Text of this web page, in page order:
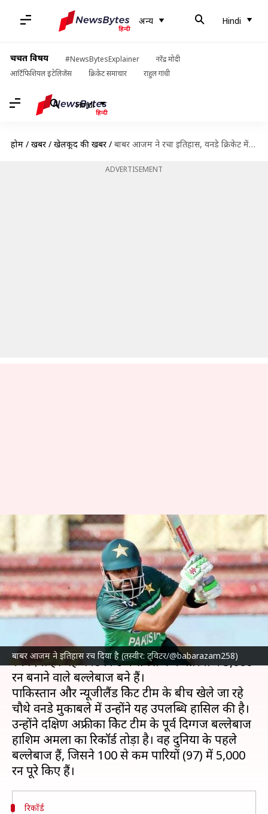
अन्य Hindi
चर्चित विषय #NewsBytesExplainer
नरेंद्र मोदी
आर्टिफिशियल इंटेलिजेंस
क्रिकेट समाचार राहुल गांधी
Hindi
होम / खबरें / खेलकूद की खबरें / बाबर आजम ने रचा इतिहास, वनडे क्रिकेट में सबसे तेज 5,000 रन बनाने वाले बल्लेबाज बने
ADVERTISEMENT
बाबर आजम ने इतिहास रच दिया है (तस्वीर: ट्विटर/@babarazam258)
बाबर आजम ने रचा इतिहास, वनडे
क्रिकेट में सबसे तेज 5,000 रन बनाने
वाले बल्लेबाज बने
लेखन आदर्श कुमार May 05, 2023 06:36 pm
पाकिस्तान क्रिकेट टीमके कप्तानबाबर आजमने इतिहास
रच दिया है। वह वनडे क्रिकेट में सबसे कम पारियों में 5,000
रन बनाने वाले बल्लेबाज बने हैं।
पाकिस्तान और न्यूजीलैंड क्रिकेट टीम के बीच खेले जा रहे
चौथे वनडे मुकाबले में उन्होंने यह उपलब्धि हासिल की है।
उन्होंने दक्षिण अफ्रीका क्रिकेट टीम के पूर्व दिग्गज बल्लेबाज
हाशिम अमला का रिकॉर्ड तोड़ा है। वह दुनिया के पहले
बल्लेबाज हैं, जिसने 100 से कम पारियों (97) में 5,000
रिकॉर्ड